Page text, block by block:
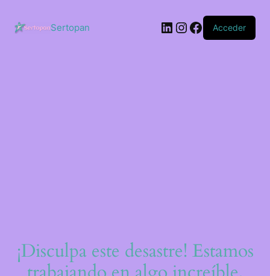
contenido
Sertopan LinkedIn
Instagram
Facebook
Acceder
¡Disculpa este desastre! Estamos